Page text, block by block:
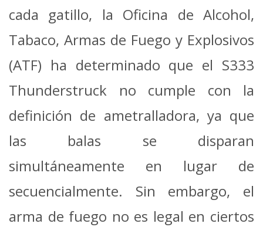
cada gatillo, la Oficina de Alcohol,
Tabaco, Armas de Fuego y Explosivos
(ATF) ha determinado que el S333
Thunderstruck no cumple con la
definición de ametralladora, ya que
las balas se disparan
simultáneamente en lugar de
secuencialmente. Sin embargo, el
arma de fuego no es legal en ciertos